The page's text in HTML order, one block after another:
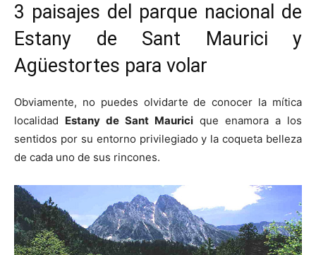
3 paisajes del parque nacional de
Estany de Sant Maurici y
Agüestortes para volar
Obviamente, no puedes olvidarte de conocer la mítica
localidad Estany de Sant Maurici que enamora a los
sentidos por su entorno privilegiado y la coqueta belleza
de cada uno de sus rincones.